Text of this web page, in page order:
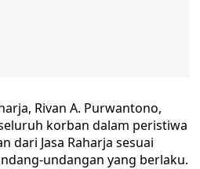
Rivan A. Purwantono,
korban dalam peristiwa
dari Jasa Raharja sesuai
undangan yang berlaku.